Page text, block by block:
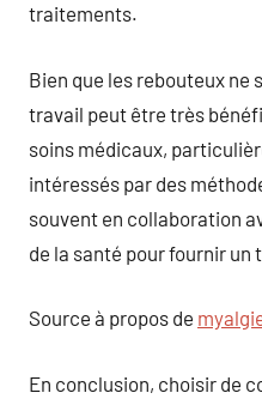
traitements.
Bien que les rebouteux ne
travail peut être très
soins médicaux,
intéressés par des
souvent en collaboration
de la santé pour fournir
Source à propos de
En conclusion, choisir de